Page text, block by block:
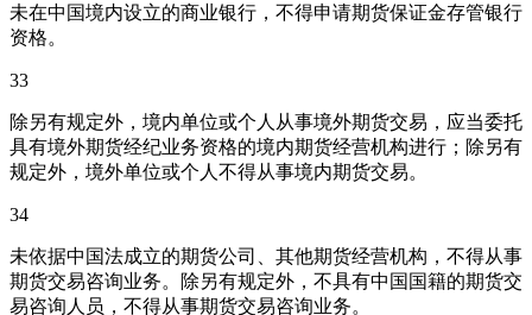
未在中国境内设立的商业银行，不得申请期货保证金存管银行
资格。
33
除另有规定外，境内单位或个人从事境外期货交易，应当委托
具有境外期货经纪业务资格的境内期货经营机构进行；除另有
规定外，境外单位或个人不得从事境内期货交易。
34
未依据中国法成立的期货公司、其他期货经营机构，不得从事
期货交易咨询业务。除另有规定外，不具有中国国籍的期货交
易咨询人员，不得从事期货交易咨询业务。